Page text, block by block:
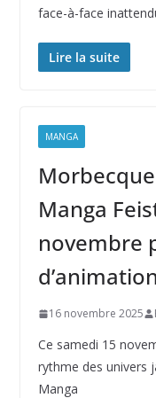
face-à-face
Lire la suite
MANGA
Manga
novembre
16 novembre 2025
Ce samedi 15
rythme des univers
Manga